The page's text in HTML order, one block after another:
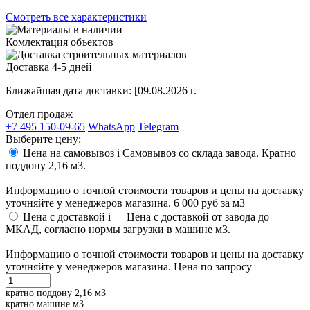
Смотреть все характеристики
Комлектация объектов
Доставка 4-5 дней
Ближайшая дата доставки: [09.08.2026 г.
Отдел продаж
+7 495 150-09-65 WhatsApp Telegram
Выберите цену:
Цена на самовывоз i Самовывоз со склада завода. Кратно
поддону 2,16 м3.
Информацию о точной стоимости товаров и цены на доставку
уточняйте у менеджеров магазина. 6 000 руб за м3
Цена с доставкой i
Цена с доставкой от завода до
МКАД, согласно нормы загрузки в машине м3.
Информацию о точной стоимости товаров и цены на доставку
уточняйте у менеджеров магазина. Цена по запросу
кратно поддону 2,16 м3
кратно машине м3